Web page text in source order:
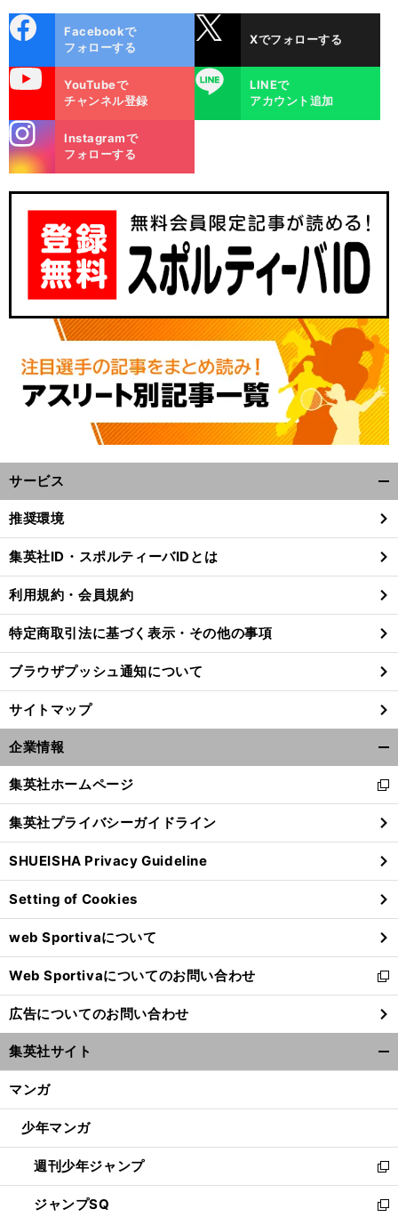
前
へ
ok
Facebookで
フォローする
Xでフォローする
YouTubeで
チャンネル登録
LINE
LINEで
アカウント追加
m
Instagramで
フォローする
サービス
閉
る
推奨環境
集英社ID・スポルティーバIDとは
利用規約・会員規約
特定商取引法に基づく表示・その他の事項
ブラウザプッシュ通知について
サイトマップ
企業情報
閉
る
集英社ホームページ
新
し
い
ウ
ィ
ン
ド
ウ
で
開
く
集英社プライバシーガイドライン
SHUEISHA Privacy Guideline
Setting of Cookies
web Sportivaについて
Web Sportivaについてのお問い合わせ
新
し
い
ウ
ィ
ン
ウ
開
く
広告についてのお問い合わせ
集英社サイト
マンガ
少年マンガ
週刊少年ジャンプ
新
し
い
ジャンプSQ
新